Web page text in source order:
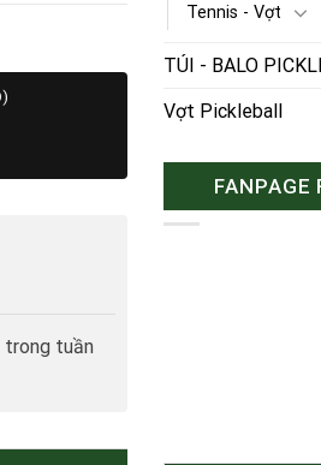
trong tuần
Tennis - Vợt
TÚI - BALO
Vợt Pickleball
FANPAGE